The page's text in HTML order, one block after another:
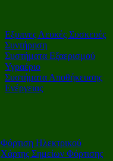
Εξυπνες Λευκές Συσκευές
Συντήρηση
Συστήματα Εξαερισμού
Υγραέριο
Συστήματα Αποθήκευσης
Ενέργειας
Φόρτιση Ηλεκτρικού
Χάρτης Σημείων Φόρτισης